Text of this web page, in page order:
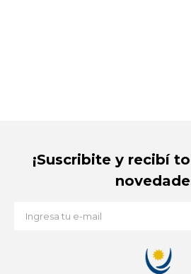
¡Suscribite y recibí